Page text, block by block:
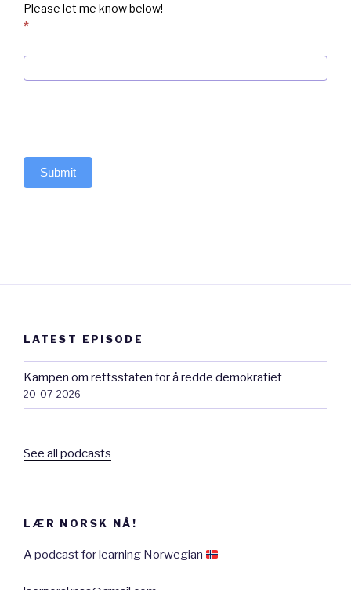
Please let me know below!
*
Submit
LATEST EPISODE
Kampen om rettsstaten for å redde demokratiet
20-07-2026
See all podcasts
LÆR NORSK NÅ!
A podcast for learning Norwegian